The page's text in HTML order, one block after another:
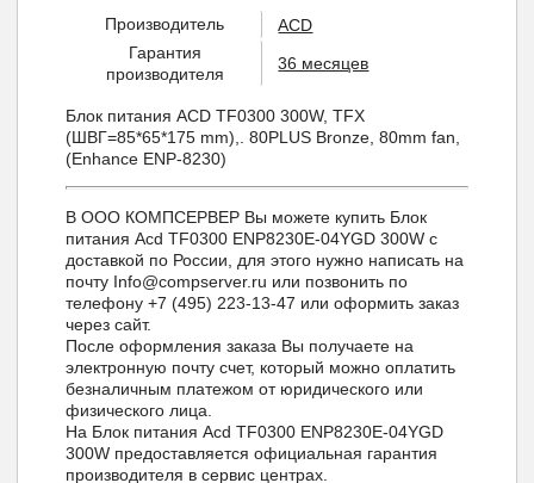
Производитель
ACD
Гарантия
производителя
36 месяцев
Блок питания ACD TF0300 300W, TFX
(ШВГ=85*65*175 mm),. 80PLUS Bronze, 80mm fan,
(Enhance ENP-8230)
В ООО КОМПСЕРВЕР Вы можете купить Блок
питания Acd TF0300 ENP8230E-04YGD 300W с
доставкой по России, для этого нужно написать на
почту Info@compserver.ru или позвонить по
телефону +7 (495) 223-13-47 или оформить заказ
через сайт.
После оформления заказа Вы получаете на
электронную почту счет, который можно оплатить
безналичным платежом от юридического или
физического лица.
На Блок питания Acd TF0300 ENP8230E-04YGD
300W предоставляется официальная гарантия
производителя в сервис центрах.